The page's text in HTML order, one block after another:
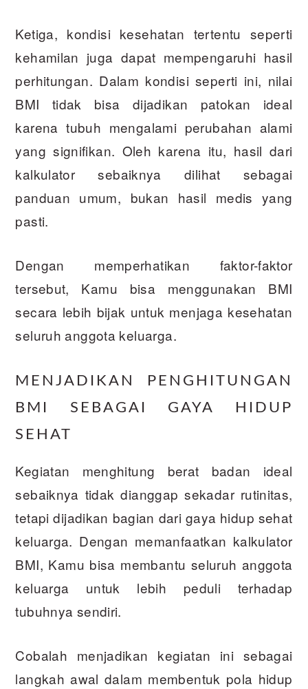
Ketiga, kondisi kesehatan tertentu seperti
kehamilan juga dapat mempengaruhi hasil
perhitungan. Dalam kondisi seperti ini, nilai
BMI tidak bisa dijadikan patokan ideal
karena tubuh mengalami perubahan alami
yang signifikan. Oleh karena itu, hasil dari
kalkulator sebaiknya dilihat sebagai
panduan umum, bukan hasil medis yang
pasti.
Dengan memperhatikan faktor-faktor
tersebut, Kamu bisa menggunakan BMI
secara lebih bijak untuk menjaga kesehatan
seluruh anggota keluarga.
MENJADIKAN PENGHITUNGAN
BMI SEBAGAI GAYA HIDUP
SEHAT
Kegiatan menghitung berat badan ideal
sebaiknya tidak dianggap sekadar rutinitas,
tetapi dijadikan bagian dari gaya hidup sehat
keluarga. Dengan memanfaatkan kalkulator
BMI, Kamu bisa membantu seluruh anggota
keluarga untuk lebih peduli terhadap
tubuhnya sendiri.
Cobalah menjadikan kegiatan ini sebagai
langkah awal dalam membentuk pola hidup